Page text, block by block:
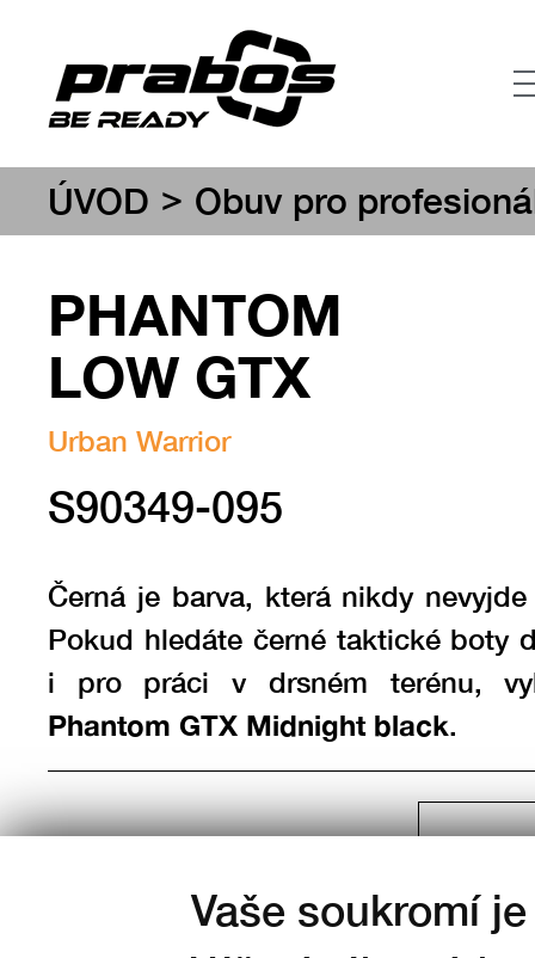
Vaše soukromí
ÚVOD > Obuv pro
PHANTOM
LOW GTX
Urban Warrior
S90349-095
Černá je barva, která nikdy
Pokud hledáte černé taktické boty
i pro práci v drsném terénu,
Phantom GTX Midnight black.